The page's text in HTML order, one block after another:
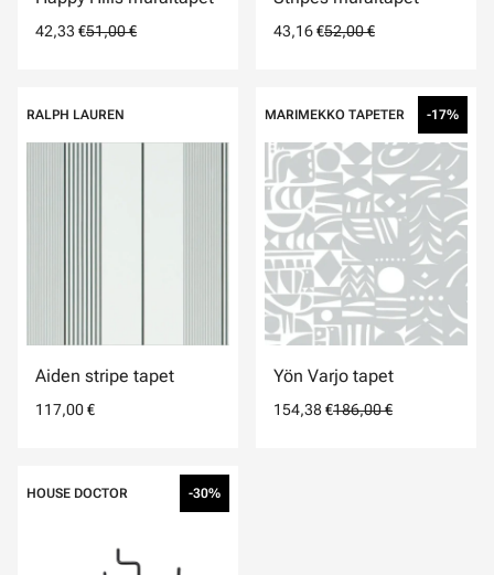
42,33 €51,00 € 43,16 €52,00 €
RALPH LAUREN
Aiden stripe tapet
117,00 €
MARIMEKKO TAPETER -17%
Yön Varjo tapet
154,38 €186,00 €
HOUSE DOCTOR -30%